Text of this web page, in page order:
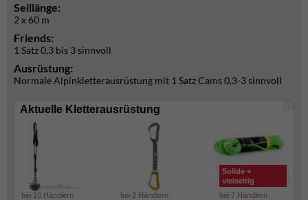
Seillänge:
2 x 60 m
Friends:
1 Satz 0,3 bis 3 sinnvoll
Ausrüstung:
Normale Alpinkletterausrüstung mit 1 Satz Cams 0,3-3 sinnvoll
i
Aktuelle Kletterausrüstung
bei 10 Händlern
bei 2 Händlern
Solide +
vielseitig
bei 7 Händlern